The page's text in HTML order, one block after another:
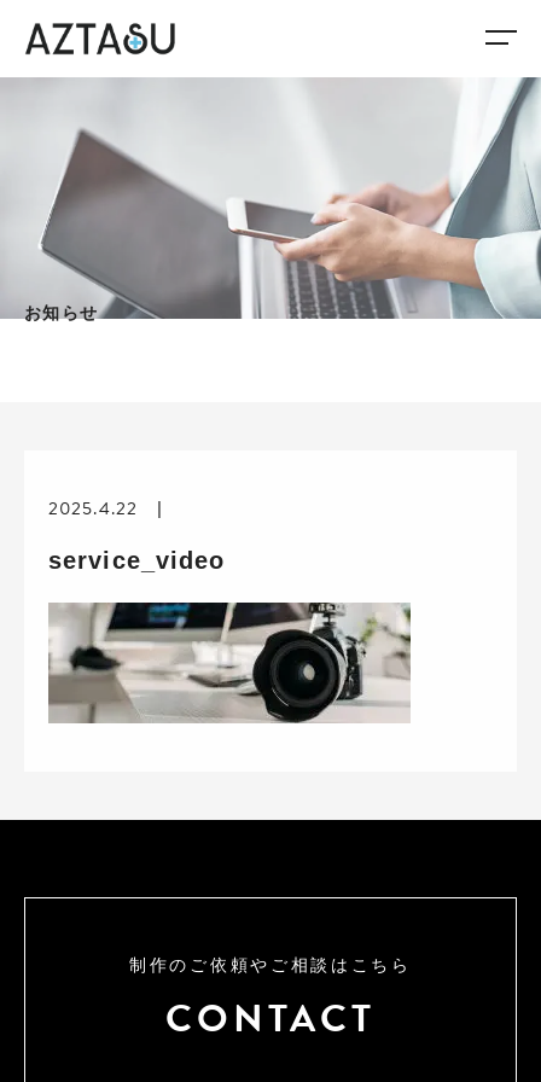
お知らせ
2025.4.22
service_video
制作のご依頼やご相談はこちら
CONTACT